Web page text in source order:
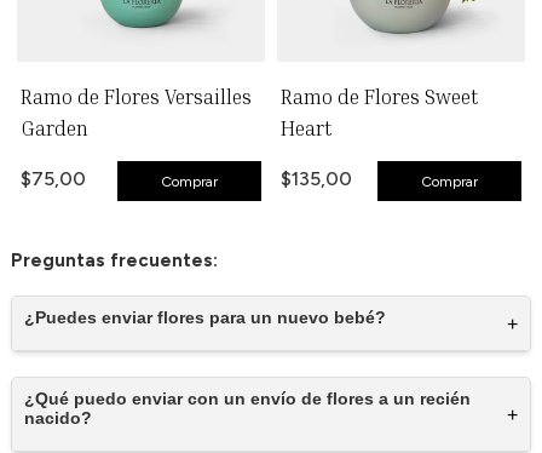
Ramo de Flores Versailles
Garden
$75,00 Comprar
Ramo de Flores Sweet
Heart
$135,00 Comprar
Preguntas frecuentes:
¿Puedes enviar flores para un nuevo bebé? +
¿Qué puedo enviar con un envío de flores a un recién
nacido?
+